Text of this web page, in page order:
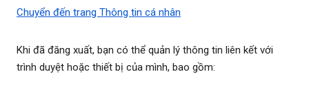
Chuyển đến trang Thông tin cá nhân
Khi đã đăng xuất, bạn có thể quản lý thông tin liên kết với
trình duyệt hoặc thiết bị của mình, bao gồm: